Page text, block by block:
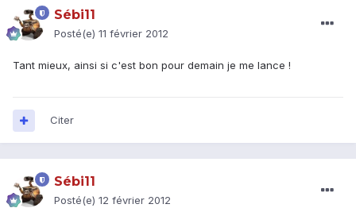
Sébi11
Posté(e) 11 février 2012
Tant mieux, ainsi si c'est bon pour demain je me lance !
Citer
Sébi11
Posté(e) 12 février 2012